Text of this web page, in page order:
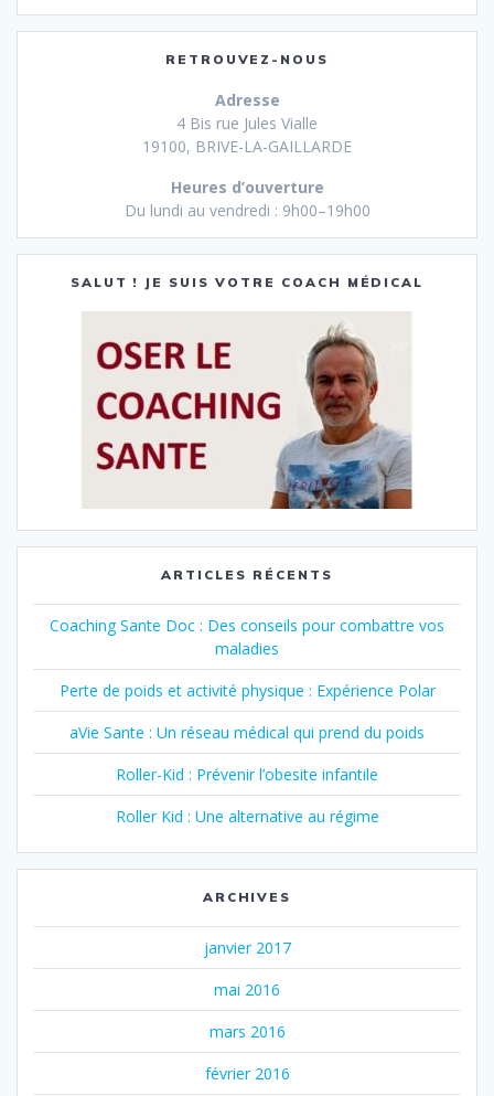
RETROUVEZ-NOUS
Adresse
4 Bis rue Jules Vialle
19100, BRIVE-LA-GAILLARDE
Heures d’ouverture
Du lundi au vendredi : 9h00–19h00
SALUT ! JE SUIS VOTRE COACH MÉDICAL
ARTICLES RÉCENTS
Coaching Sante Doc : Des conseils pour combattre vos
maladies
Perte de poids et activité physique : Expérience Polar
aVie Sante : Un réseau médical qui prend du poids
Roller-Kid : Prévenir l’obesite infantile
Roller Kid : Une alternative au régime
ARCHIVES
janvier 2017
mai 2016
mars 2016
février 2016